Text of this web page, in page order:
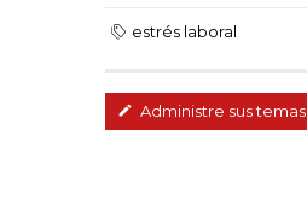
estrés laboral
Administre sus temas